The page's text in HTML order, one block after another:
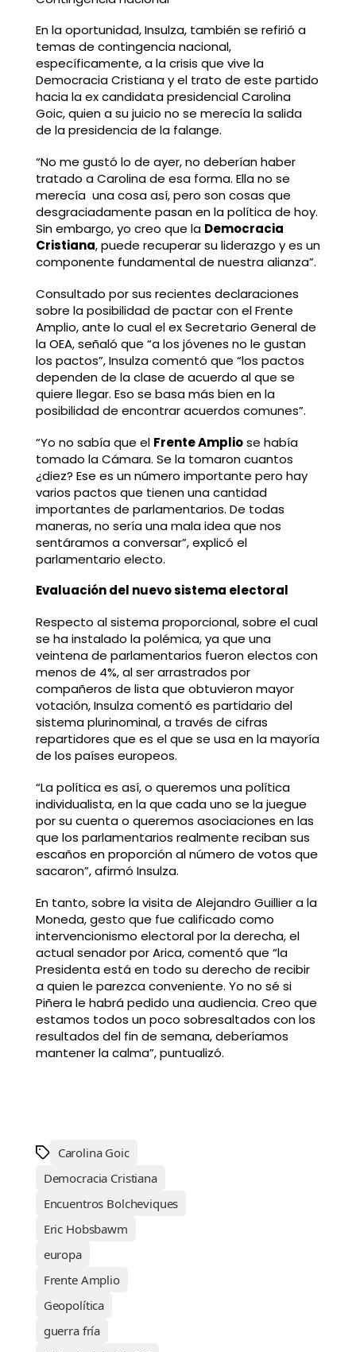
En la oportunidad, Insulza, también se refirió a
temas de contingencia nacional,
específicamente, a la crisis que vive la
Democracia Cristiana y el trato de este partido
hacia la ex candidata presidencial Carolina
Goic, quien a su juicio no se merecía la salida
de la presidencia de la falange.
“No me gustó lo de ayer, no deberían haber
tratado a Carolina de esa forma. Ella no se
merecía una cosa así, pero son cosas que
desgraciadamente pasan en la política de hoy.
Sin embargo, yo creo que la Democracia
Cristiana, puede recuperar su liderazgo y es un
componente fundamental de nuestra alianza”.
Consultado por sus recientes declaraciones
sobre la posibilidad de pactar con el Frente
Amplio, ante lo cual el ex Secretario General de
la OEA, señaló que “a los jóvenes no le gustan
los pactos”, Insulza comentó que “los pactos
dependen de la clase de acuerdo al que se
quiere llegar. Eso se basa más bien en la
posibilidad de encontrar acuerdos comunes”.
“Yo no sabía que el Frente Ampliose había
tomado la Cámara. Se la tomaron cuantos
¿diez? Ese es un número importante pero hay
varios pactos que tienen una cantidad
importantes de parlamentarios. De todas
maneras, no sería una mala idea que nos
sentáramos a conversar”, explicó el
parlamentario electo.
Evaluación del nuevo sistema electoral
Respecto al sistema proporcional, sobre el cual
se ha instalado la polémica, ya que una
veintena de parlamentarios fueron electos con
menos de 4%, al ser arrastrados por
compañeros de lista que obtuvieron mayor
votación, Insulza comentó es partidario del
sistema plurinominal, a través de cifras
repartidores que es el que se usa en la mayoría
de los países europeos.
“La política es así, o queremos una política
individualista, en la que cada uno se la juegue
por su cuenta o queremos asociaciones en las
que los parlamentarios realmente reciban sus
escaños en proporción al número de votos que
sacaron”, afirmó Insulza.
En tanto, sobre la visita de Alejandro Guillier a la
Moneda, gesto que fue calificado como
intervencionismo electoral por la derecha, el
actual senador por Arica, comentó que “la
Presidenta está en todo su derecho de recibir
a quien le parezca conveniente. Yo no sé si
Piñera le habrá pedido una audiencia. Creo que
estamos todos un poco sobresaltados con los
resultados del fin de semana, deberíamos
mantener la calma”, puntualizó.
Carolina Goic
Democracia Cristiana
Encuentros Bolcheviques
Eric Hobsbawm
europa
Frente Amplio
Geopolítica
guerra fría